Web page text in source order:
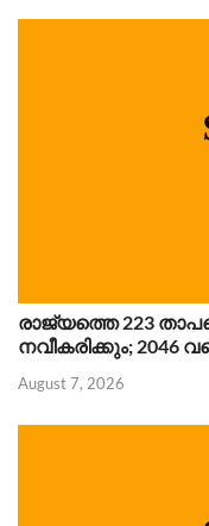
രാജ്യത്തെ 223
നവീകരിക്കും; 2046
August 7, 2026